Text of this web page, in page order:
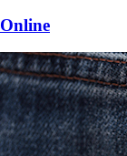
Online